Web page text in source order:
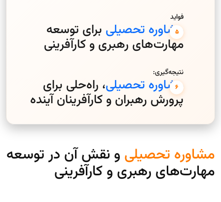
فواید
مشاوره تحصیلی برای توسعه
مهارت‌های رهبری و کارآفرینی
نتیجه‌گیری:
مشاوره تحصیلی، راه‌حلی برای
پرورش رهبران و کارآفرینان آینده
مشاوره تحصیلی و نقش آن در توسعه
مهارت‌های رهبری و کارآفرینی